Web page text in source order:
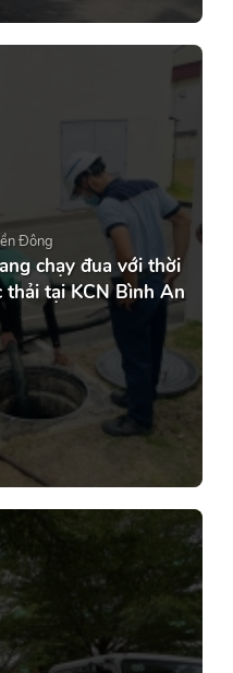
Đông
chạy đua với thời
tại KCN Bình An